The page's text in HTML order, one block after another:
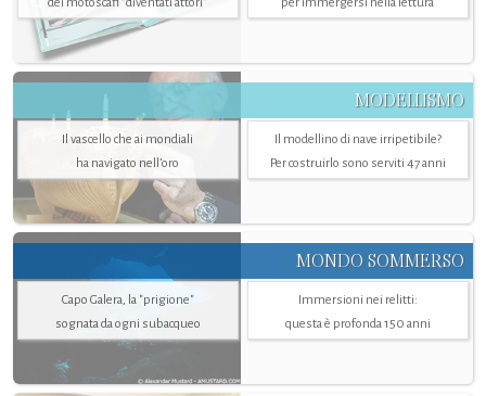
dei motoscafi “diventati attori”
per immergersi nella lettura
MODELLISMO
Il vascello che ai mondiali
ha navigato nell’oro
Il modellino di nave irripetibile?
Per costruirlo sono serviti 47 anni
MONDO SOMMERSO
Capo Galera, la "prigione"
sognata da ogni subacqueo
Immersioni nei relitti:
questa è profonda 150 anni